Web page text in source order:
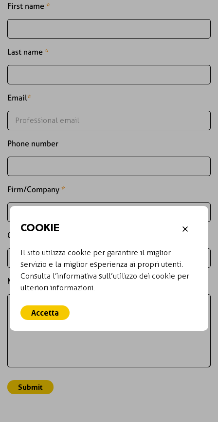
First name*
Last name*
Email*
Phone number
Firm/Company*
Country
Message
COOKIE
Il sito utilizza cookie per garantire il miglior
servizio e la miglior esperienza ai propri utenti.
Consulta l’informativa sull’utilizzo dei cookie per
ulteriori informazioni.
Accetta